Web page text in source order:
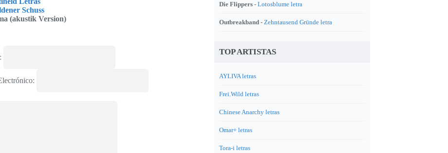
Schuss
(akustik Version)
Die Flippers - Lotosblume letra
Outbreakband - Zehntausend Gründe letra
TOP ARTISTAS
AYLIVA letras
Frei.Wild letras
Chinese Anarchy letras
Omar+ letras
Tora-i letras